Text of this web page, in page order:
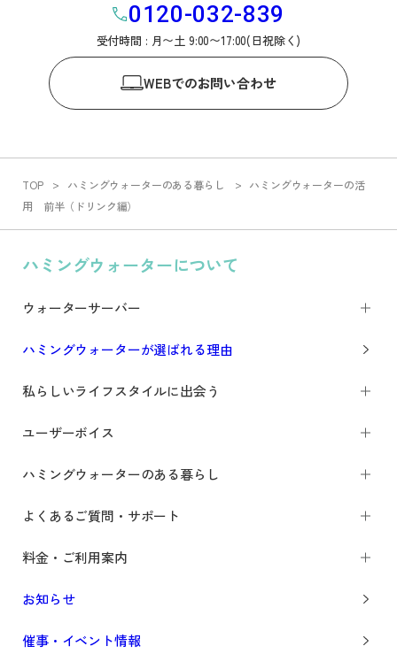
0120-032-839
受付時間 : 月〜土 9:00〜17:00(日祝除く)
WEBでのお問い合わせ
TOP ハミングウォーターのある暮らし
ハミングウォーターの活
用 前半（ドリンク編）
ハミングウォーターについて
ウォーターサーバー
ハミングウォーターが選ばれる理由
私らしいライフスタイルに出会う
ユーザーボイス
ハミングウォーターのある暮らし
よくあるご質問・サポート
料金・ご利用案内
お知らせ
催事・イベント情報